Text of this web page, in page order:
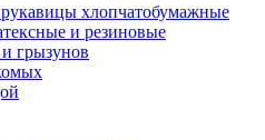
хлопчатобумажные
и резиновые
грызунов